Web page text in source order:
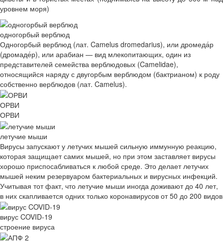
уровнем моря)
одногорбый верблюд
Одногорбый верблюд (лат. Camelus dromedarius), или дромеда́р
(дромаде́р), или арабиан — вид млекопитающих, один из
представителей семейства верблюдовых (Camelidae),
относящийся наряду с двугорбым верблюдом (бактрианом) к роду
собственно верблюдов (лат. Camelus).
ОРВИ
ОРВИ
летучие мыши
Вирусы запускают у летучих мышей сильную иммунную реакцию,
которая защищает самих мышей, но при этом заставляет вирусы
хорошо приспосабливаться к любой среде. Это делает летучих
мышей неким резервуаром бактериальных и вирусных инфекций.
Учитывая тот факт, что летучие мыши иногда доживают до 40 лет,
в них скапливается одних только коронавирусов от 50 до 200 видов
вирус COVID-19
строение вируса